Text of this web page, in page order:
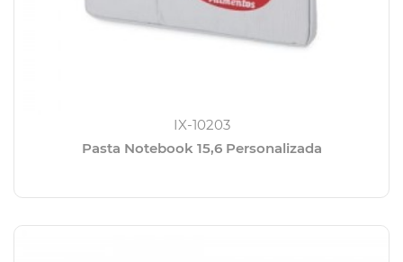
IX-10203
Pasta Notebook 15,6 Personalizada